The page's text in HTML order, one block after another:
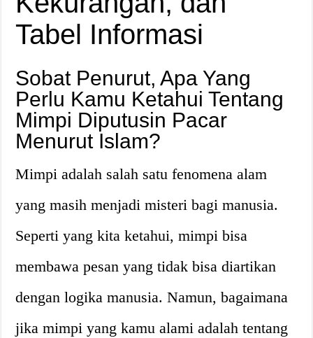
Tabel Informasi
Sobat Penurut, Apa Yang
Perlu Kamu Ketahui Tentang
Mimpi Diputusin Pacar
Menurut Islam?
Mimpi adalah salah satu fenomena alam
yang masih menjadi misteri bagi manusia.
Seperti yang kita ketahui, mimpi bisa
membawa pesan yang tidak bisa diartikan
dengan logika manusia. Namun, bagaimana
jika mimpi yang kamu alami adalah tentang